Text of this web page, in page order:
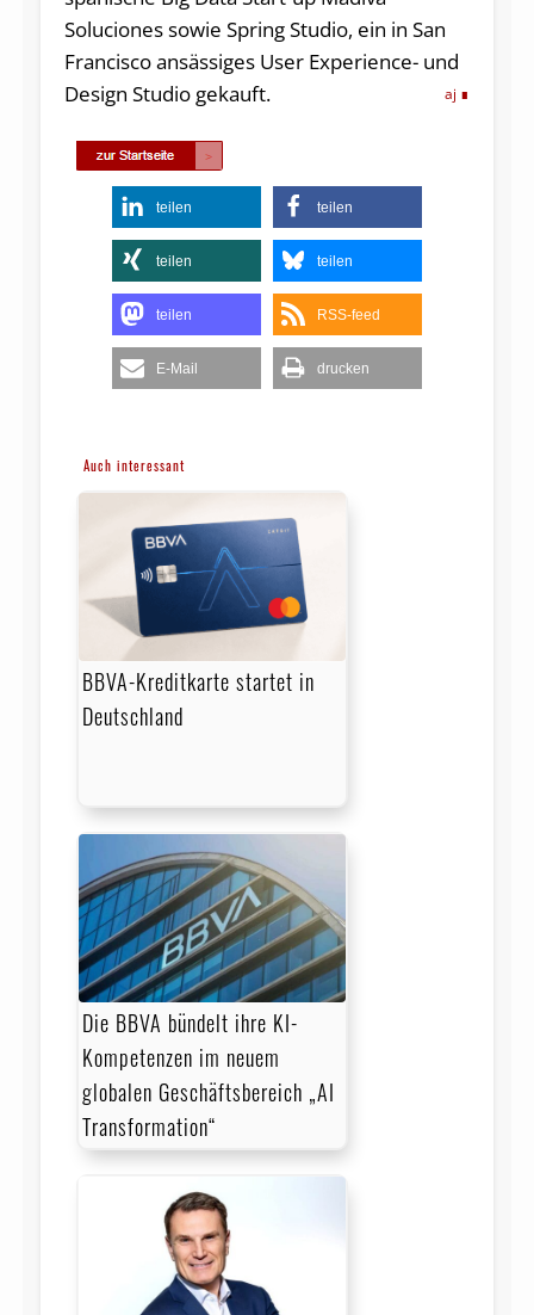
Soluciones sowie Spring Studio, ein in San
Francisco ansässiges User Experience- und
Design Studio gekauft.
aj
teilen teilen
teilen teilen
teilen RSS-feed
E-Mail drucken
Auch interessant
BBVA-Kreditkarte startet in
Deutschland
Die BBVA bündelt ihre KI-
Kompetenzen im neuem
globalen Geschäftsbereich „AI
Transformation“